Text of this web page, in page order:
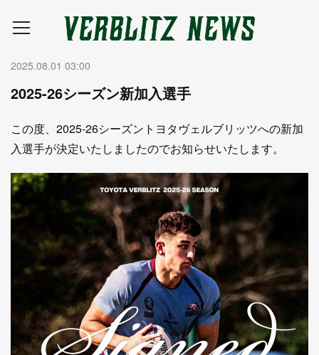
2025.08.01 03:00
2025-26シーズン新加入選手
この度、2025-26シーズントヨタヴェルブリッツへの新加
入選手が決定いたしましたのでお知らせいたします。